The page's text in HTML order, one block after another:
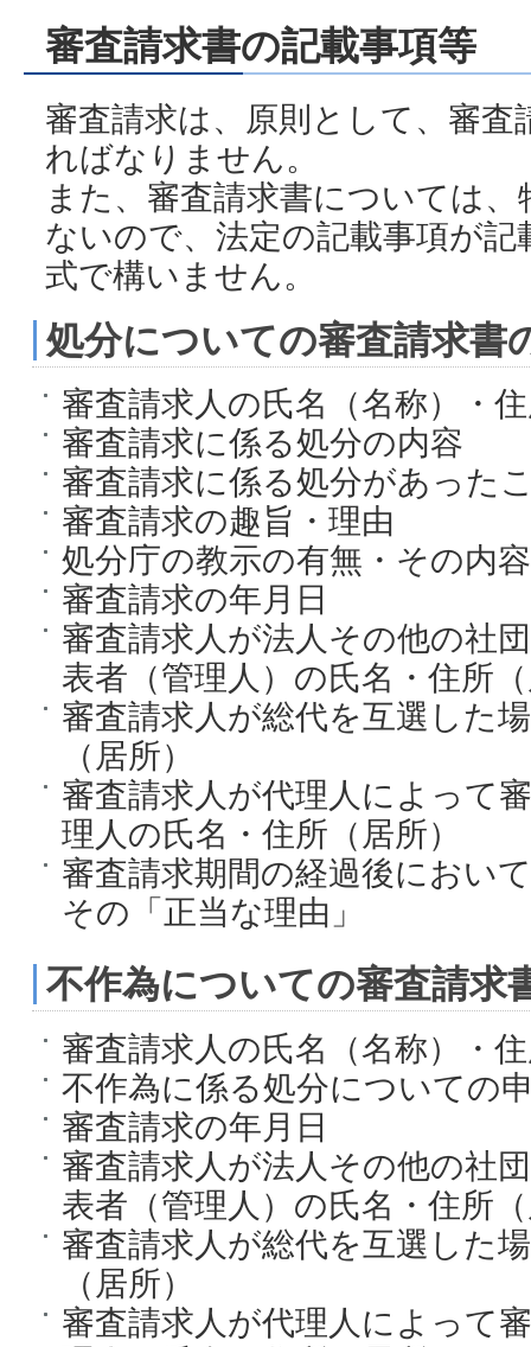
審査請求書の記載事項等
審査請求は、原則として、審
ればなりません。
また、審査請求書については
ないので、法定の記載事項が
式で構いません。
処分についての審査請求書
審査請求人の氏名（名称）・
審査請求に係る処分の内容
審査請求に係る処分があった
審査請求の趣旨・理由
処分庁の教示の有無・その内容
審査請求の年月日
審査請求人が法人その他の社
表者（管理人）の氏名・住所
審査請求人が総代を互選した
（居所）
審査請求人が代理人によって
理人の氏名・住所（居所）
審査請求期間の経過後におい
その「正当な理由」
不作為についての審査請求
審査請求人の氏名（名称）・
不作為に係る処分についての
審査請求の年月日
審査請求人が法人その他の社
表者（管理人）の氏名・住所
審査請求人が総代を互選した
（居所）
審査請求人が代理人によって